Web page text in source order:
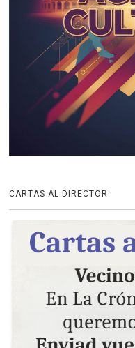
CARTAS AL DIRECTOR